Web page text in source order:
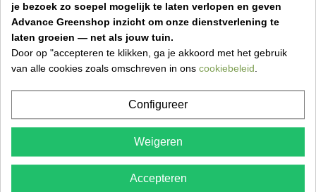
Aprilkriebels in de tuin: dit mag je niet
vergeten
31 Mar 2026,11:50 Vincent Van Kerschaver
Grasmatten aanleggen: stap-voor-stap gids
voor een perfect gazon
je bezoek zo soepel mogelijk te laten verlopen en geven
Advance Greenshop inzicht om onze dienstverlening te
laten groeien — net als jouw tuin.
Door op "accepteren te klikken, ga je akkoord met het gebruik
van alle cookies zoals omschreven in ons cookiebeleid.
Configureer
Weigeren
Accepteren